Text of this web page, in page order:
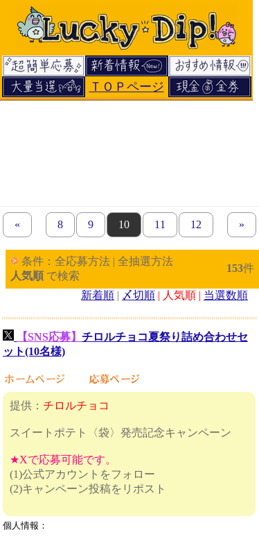
ＴＯＰページ
« previous set of pages
page
8 page
9 page
10 page
11 page
12 »
条件：全応募方法 | 全抽選方法
人気順 で検索
153件
新着順 | 〆切順 | 人気順 | 当選数順
【SNS応募】 チロルチョコ夏祭り詰め合わせセ
ット(10名様)
提供： チロルチョコ
スイートポテト〈袋〉発売記念キャンペーン
★Xで応募可能です。
(1)公式アカウントをフォロー
(2)キャンペーン投稿をリポスト
個人情報：